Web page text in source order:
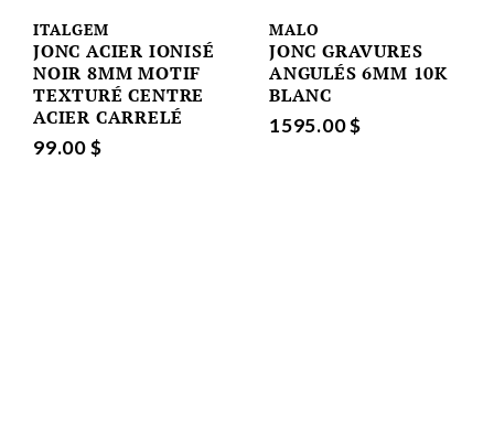
ITALGEM
JONC ACIER IONISÉ
NOIR 8MM MOTIF
TEXTURÉ CENTRE
ACIER CARRELÉ
99.00 $
MALO
JONC GRAVURES
ANGULÉS 6MM 10K
BLANC
1595.00 $